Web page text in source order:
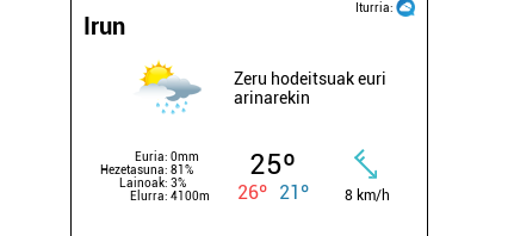
Iturria:
Irun
Zeru hodeitsuak euri
arinarekin
Euria: 0mm
Hezetasuna: 81%
Lainoak: 3%
Elurra: 4100m
25º
26º 21º 8 km/h